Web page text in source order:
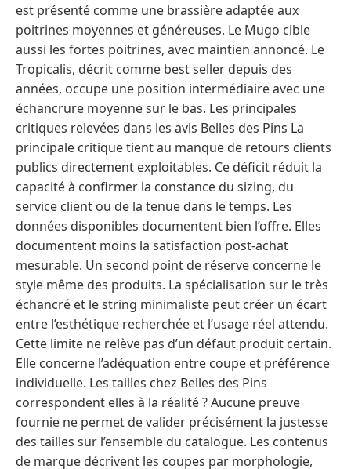
est présenté comme une brassière adaptée aux
poitrines moyennes et généreuses. Le Mugo cible
aussi les fortes poitrines, avec maintien annoncé. Le
Tropicalis, décrit comme best seller depuis des
années, occupe une position intermédiaire avec une
échancrure moyenne sur le bas. Les principales
critiques relevées dans les avis Belles des Pins La
principale critique tient au manque de retours clients
publics directement exploitables. Ce déficit réduit la
capacité à confirmer la constance du sizing, du
service client ou de la tenue dans le temps. Les
données disponibles documentent bien l’offre. Elles
documentent moins la satisfaction post-achat
mesurable. Un second point de réserve concerne le
style même des produits. La spécialisation sur le très
échancré et le string minimaliste peut créer un écart
entre l’esthétique recherchée et l’usage réel attendu.
Cette limite ne relève pas d’un défaut produit certain.
Elle concerne l’adéquation entre coupe et préférence
individuelle. Les tailles chez Belles des Pins
correspondent elles à la réalité ? Aucune preuve
fournie ne permet de valider précisément la justesse
des tailles sur l’ensemble du catalogue. Les contenus
de marque décrivent les coupes par morphologie,